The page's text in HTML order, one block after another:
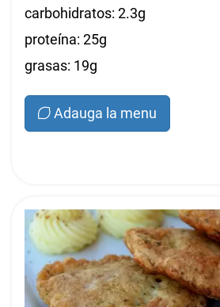
carbohidratos: 2.3g
proteína: 25g
grasas: 19g
Adauga la menu